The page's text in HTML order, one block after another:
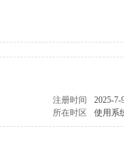
注册时间
2025-7-
所在时区 使用系